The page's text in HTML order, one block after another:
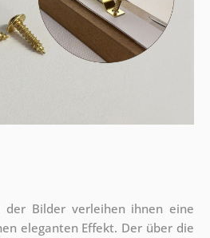
der Bilder verleihen ihnen eine
eleganten Effekt. Der über die